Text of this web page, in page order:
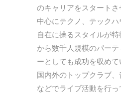
のキャリアをスタート
中心にテクノ、テック
自在に操るスタイルが
から数千人規模のパー
ーとしても成功を収め
国内外のトップクラブ
などでライブ活動を行っ